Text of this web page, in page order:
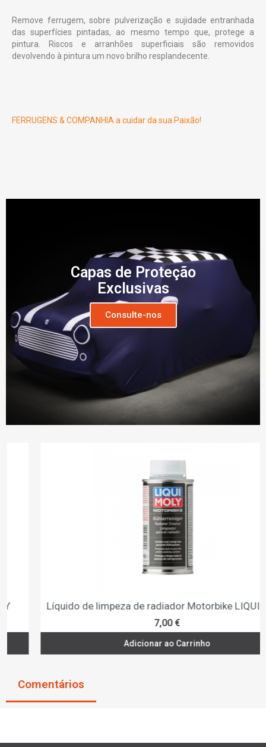
Remove ferrugem, sobre pulverização e sujidade entranhada
das superfícies pintadas, ao mesmo tempo que, protege a
pintura. Riscos e arranhões superficiais são removidos
devolvendo à pintura um novo brilho resplandecente.
FERRUGENS & COMPANHIA a cuidar da sua Paixão!
Capas de Proteção
Exclusivas
Consulte-nos
Líquido de limpeza de radiador Motorbike LIQUI MOLY
Adicionar ao Carrinho
Comentários